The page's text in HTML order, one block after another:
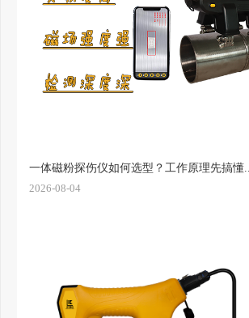
一体磁粉探伤仪如何选型？工作原理先搞懂...
2026-08-04